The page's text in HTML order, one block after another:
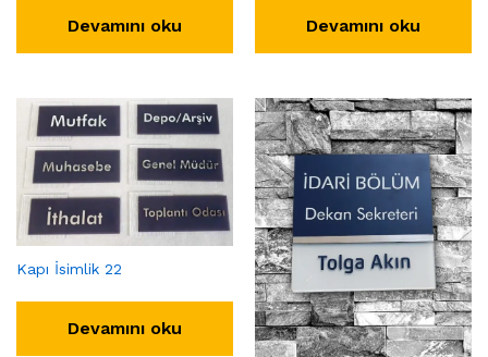
Devamını oku Devamını oku
Kapı İsimlik 22
Devamını oku